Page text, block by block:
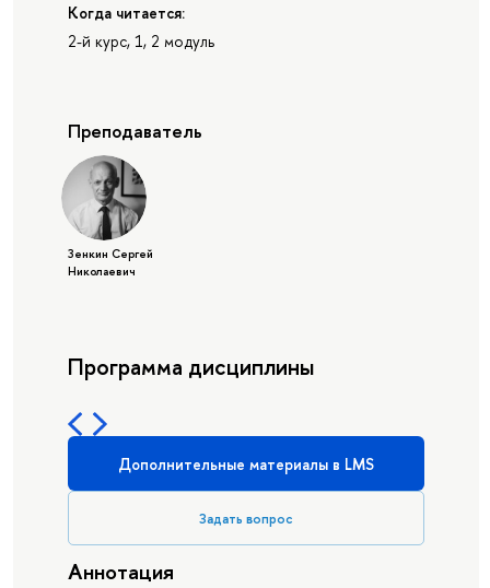
Когда читается:
2-й курс, 1, 2 модуль
Преподаватель
Зенкин Сергей
Николаевич
Программа дисциплины
Дополнительные материалы в LMS
Задать вопрос
Аннотация